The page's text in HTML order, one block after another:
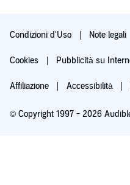
Condizioni d'Uso Note legali
Cookies Pubblicità su
Affiliazione Accessibilità
© Copyright 1997 - 2026